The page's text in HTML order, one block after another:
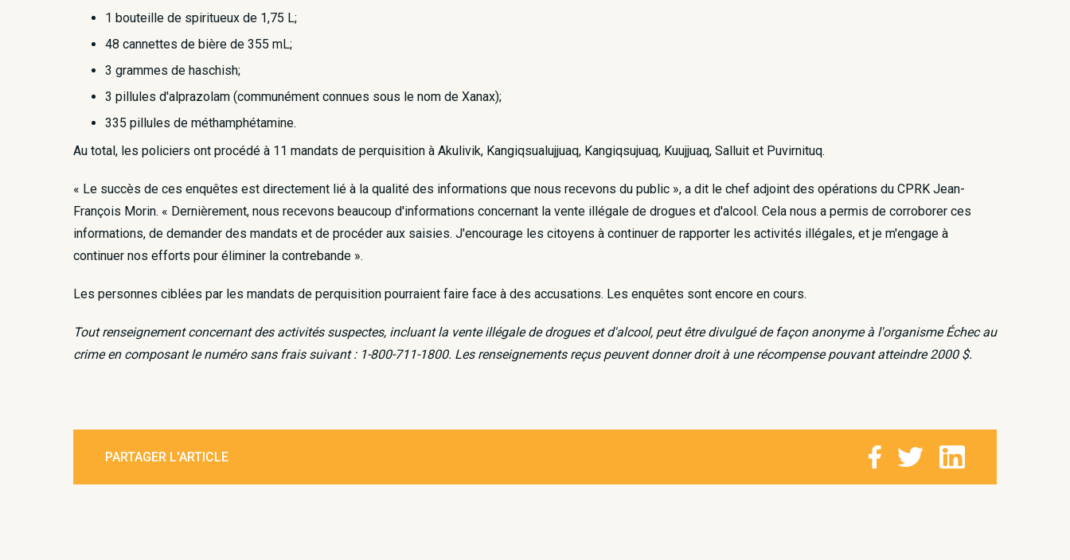
1 bouteille de spiritueux de 1,75 L;
48 cannettes de bière de 355 mL;
3 grammes de haschish;
3 pillules d'alprazolam (communément connues sous le nom de Xanax);
335 pillules de méthamphétamine.
Au total, les policiers ont procédé à 11 mandats de perquisition à Akulivik, Kangiqsualujjuaq, Kangiqsujuaq, Kuujjuaq, Salluit et Puvirnituq.
« Le succès de ces enquêtes est directement lié à la qualité des informations que nous recevons du public », a dit le chef adjoint des opérations du CPRK Jean-
François Morin. « Dernièrement, nous recevons beaucoup d'informations concernant la vente illégale de drogues et d'alcool. Cela nous a permis de corroborer ces
informations, de demander des mandats et de procéder aux saisies. J'encourage les citoyens à continuer de rapporter les activités illégales, et je m'engage à
continuer nos efforts pour éliminer la contrebande ».
Les personnes ciblées par les mandats de perquisition pourraient faire face à des accusations. Les enquêtes sont encore en cours.
Tout renseignement concernant des activités suspectes, incluant la vente illégale de drogues et d'alcool, peut être divulgué de façon anonyme à l'organisme Échec au
crime en composant le numéro sans frais suivant : 1-800-711-1800. Les renseignements reçus peuvent donner droit à une récompense pouvant atteindre 2000 $.
PARTAGER L'ARTICLE